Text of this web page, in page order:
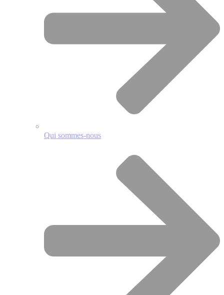
Qui sommes-nous